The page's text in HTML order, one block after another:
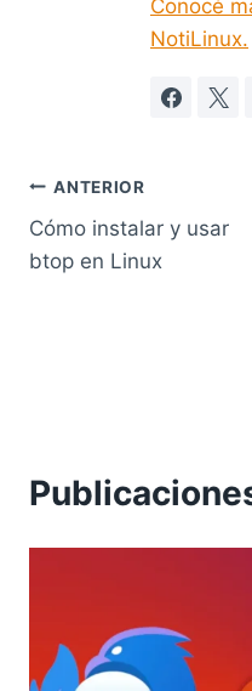
Conocé
NotiLinux.
Navegación
de
ANTERIOR
Cómo instalar y usar
btop en Linux